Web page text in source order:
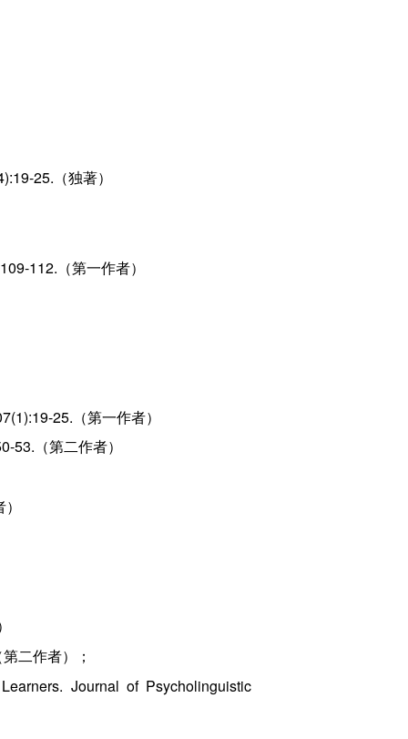
25.（独著）
112.（第一作者）
25.（第一作者）
53.（第二作者）
二作者）；
Journal of Psycholinguistic